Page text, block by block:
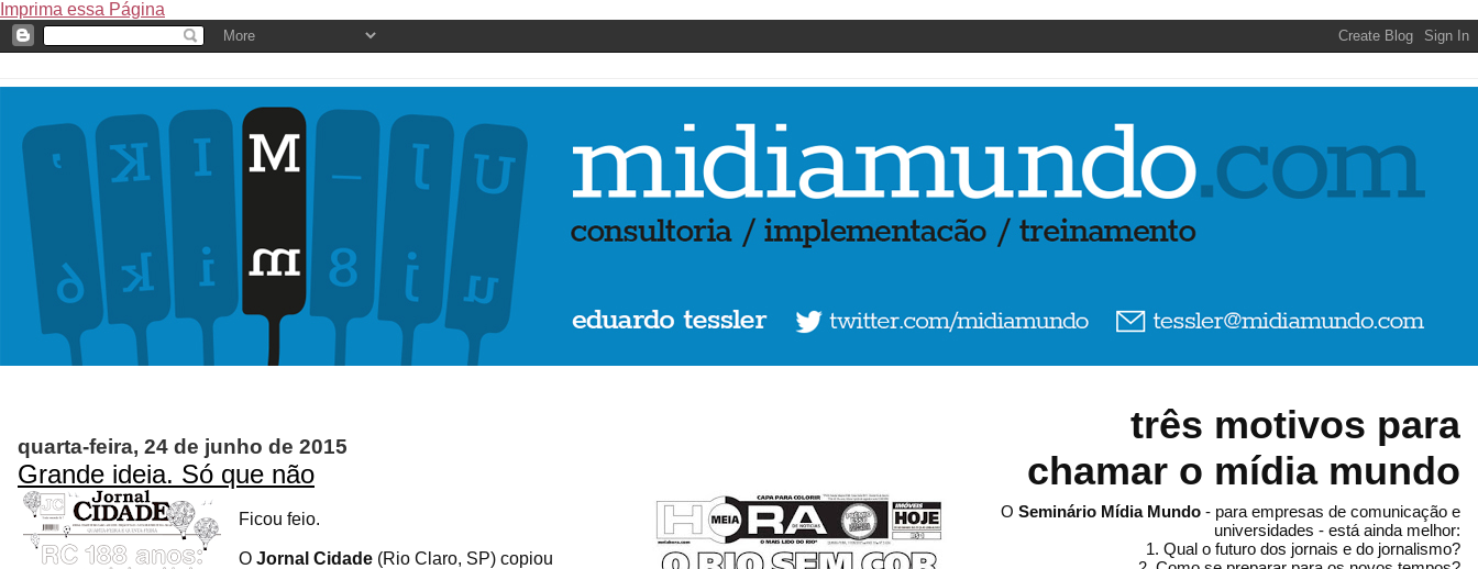
Imprima essa Página
quarta-feira, 24 de junho de 2015
Grande ideia. Só que não
Ficou feio.
O Jornal Cidade (Rio Claro, SP) copiou
três motivos para
chamar o mídia mundo
O Seminário Mídia Mundo - para empresas de comunicação e
universidades - está ainda melhor:
1. Qual o futuro dos jornais e do jornalismo?